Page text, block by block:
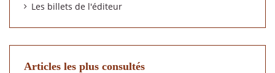
Les billets de l'éditeur
Articles les plus consultés